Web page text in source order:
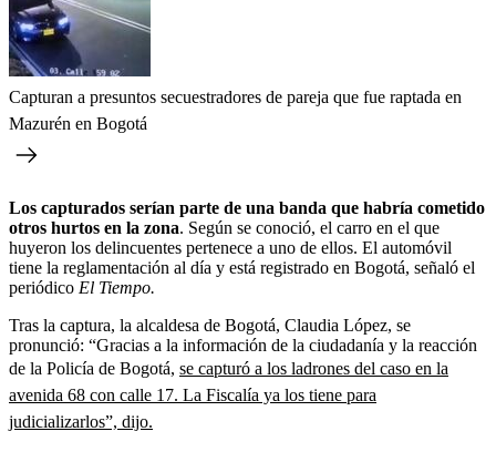
Capturan a presuntos secuestradores de pareja que fue raptada en
Mazurén en Bogotá
Los capturados serían parte de una banda que habría cometido
otros hurtos en la zona. Según se conoció, el carro en el que
huyeron los delincuentes pertenece a uno de ellos. El automóvil
tiene la reglamentación al día y está registrado en Bogotá, señaló el
periódico El Tiempo.
Tras la captura, la alcaldesa de Bogotá, Claudia López, se
pronunció: “Gracias a la información de la ciudadanía y la reacción
de la Policía de Bogotá, se capturó a los ladrones del caso en la
avenida 68 con calle 17. La Fiscalía ya los tiene para
judicializarlos”, dijo.